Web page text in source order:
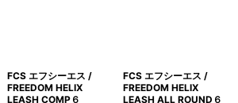
FCS エフシーエス /
FREEDOM HELIX
LEASH COMP６
FCS エフシーエス /
FREEDOM HELIX
LEASH ALL ROUND６